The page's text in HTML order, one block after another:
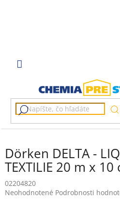
Dörken DELTA -
TEXTILIE 20 m x 10
02204820
Priemerné
Neohodnotené Podrobnosti